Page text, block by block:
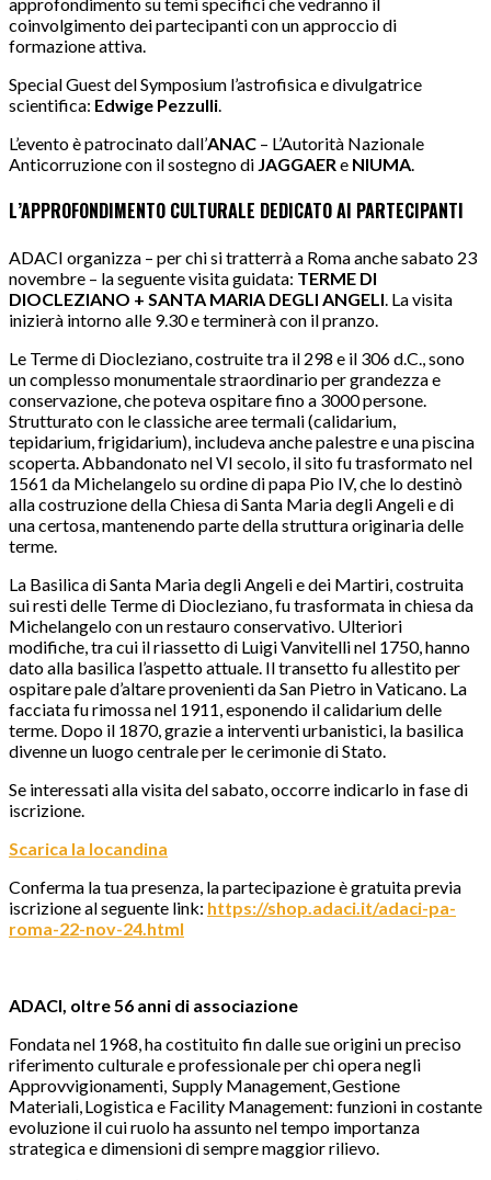
coinvolgimento dei partecipanti con un approccio di
formazione attiva.
Special Guest del Symposium l’astrofisica e divulgatrice
scientifica: Edwige Pezzulli
L’evento è patrocinato dall’ANAC – L’Autorità Nazionale
Anticorruzione con il sostegno di JAGGAER e NIUMA
L’APPROFONDIMENTO CULTURALE DEDICATO AI PARTECIPANTI
ADACI organizza – per chi si tratterrà a Roma anche sabato 23
novembre – la seguente visita guidata: TERME DI
DIOCLEZIANO + SANTA MARIA DEGLI ANGELI. La visita
inizierà intorno alle 9.30 e terminerà con il pranzo.
Le Terme di Diocleziano, costruite tra il 298 e il 306 d.C., sono
un complesso monumentale straordinario per grandezza e
conservazione, che poteva ospitare fino a 3000 persone.
Strutturato con le classiche aree termali (calidarium,
tepidarium, frigidarium), includeva anche palestre e una piscina
scoperta. Abbandonato nel VI secolo, il sito fu trasformato nel
1561 da Michelangelo su ordine di papa Pio IV, che lo destinò
alla costruzione della Chiesa di Santa Maria degli Angeli e di
una certosa, mantenendo parte della struttura originaria delle
terme.
La Basilica di Santa Maria degli Angeli e dei Martiri, costruita
sui resti delle Terme di Diocleziano, fu trasformata in chiesa da
Michelangelo con un restauro conservativo. Ulteriori
modifiche, tra cui il riassetto di Luigi Vanvitelli nel 1750, hanno
dato alla basilica l’aspetto attuale. Il transetto fu allestito per
ospitare pale d’altare provenienti da San Pietro in Vaticano. La
facciata fu rimossa nel 1911, esponendo il calidarium delle
terme. Dopo il 1870, grazie a interventi urbanistici, la basilica
divenne un luogo centrale per le cerimonie di Stato.
Se interessati alla visita del sabato, occorre indicarlo in fase di
iscrizione.
Scarica la locandina
Conferma la tua presenza, la partecipazione è gratuita previa
iscrizione al seguente link: https://shop.adaci.it/adaci-pa-
roma-22-nov-24.html
ADACI, oltre 56 anni di associazione
Fondata nel 1968, ha costituito fin dalle sue origini un preciso
riferimento culturale e professionale per chi opera negli
Approvvigionamenti, Supply Management, Gestione
Materiali, Logistica e Facility Management: funzioni in costante
evoluzione il cui ruolo ha assunto nel tempo importanza
strategica e dimensioni di sempre maggior rilievo.